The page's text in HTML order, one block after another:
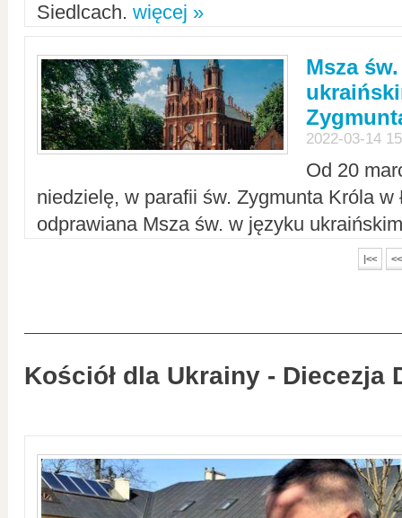
Siedlcach. więcej »
Msza
2022-03-14
Od 20
niedzielę, w parafii św. Zygmunta Króla w
odprawiana Msza św. w języku
|<< <<
Kościół dla Ukrainy - Diecezja